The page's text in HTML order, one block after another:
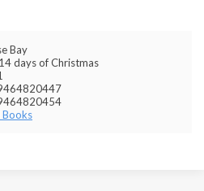
Bay
days of Christmas